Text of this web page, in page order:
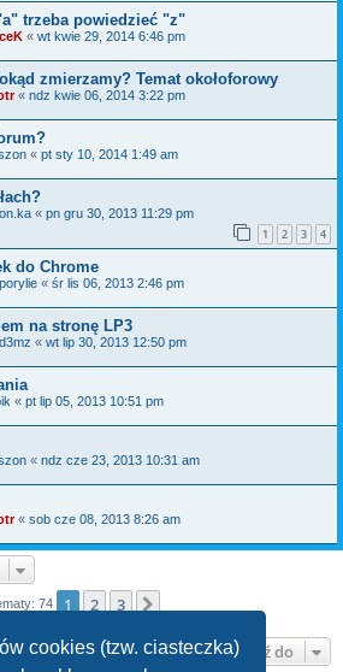
cookies (tzw. ciasteczka)
trzeba powiedzieć "z"
« wt kwie 29, 2014 6:46 pm
zmierzamy? Temat okołoforowy
« ndz kwie 06, 2014 3:22 pm
« pt sty 10, 2014 1:49 am
« pn gru 30, 2013 11:29 pm
1 2 3 4
do Chrome
« śr lis 06, 2013 2:46 pm
na stronę LP3
« wt lip 30, 2013 12:50 pm
« pt lip 05, 2013 10:51 pm
« ndz cze 23, 2013 10:31 am
« sob cze 08, 2013 8:26 am
74 1 2 3 Następna
Przejdź do